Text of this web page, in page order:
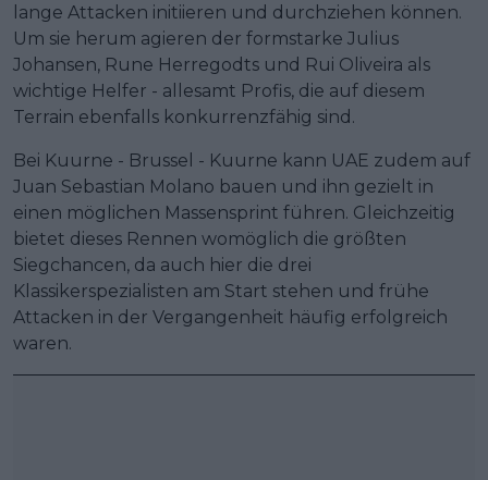
lange Attacken initiieren und durchziehen können.
Um sie herum agieren der formstarke Julius
Johansen, Rune Herregodts und Rui Oliveira als
wichtige Helfer - allesamt Profis, die auf diesem
Terrain ebenfalls konkurrenzfähig sind.
Bei Kuurne - Brussel - Kuurne kann UAE zudem auf
Juan Sebastian Molano bauen und ihn gezielt in
einen möglichen Massensprint führen. Gleichzeitig
bietet dieses Rennen womöglich die größten
Siegchancen, da auch hier die drei
Klassikerspezialisten am Start stehen und frühe
Attacken in der Vergangenheit häufig erfolgreich
waren.